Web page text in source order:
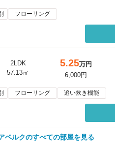
フローリング
2LDK
57.13㎡
5.25万円
6,000円
フローリング 追い炊き機能
ベルクのすべての部屋を見る